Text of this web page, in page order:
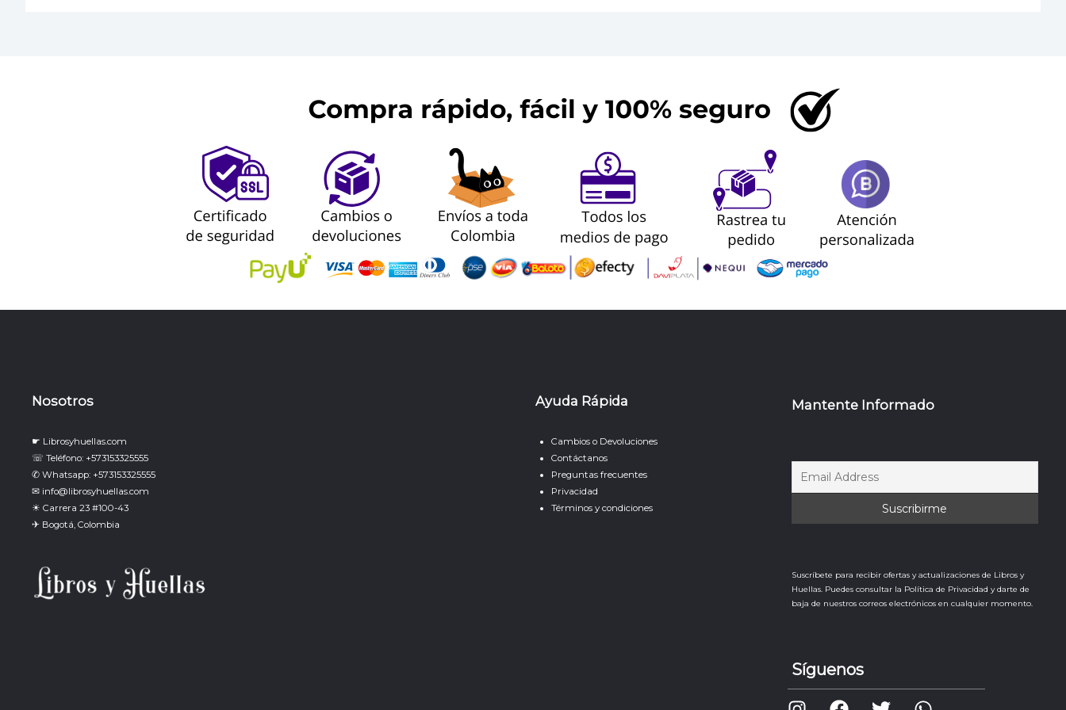
Nosotros
☛ Librosyhuellas.com
☏ Teléfono: +573153325555
✆ Whatsapp: +573153325555
✉ info@librosyhuellas.com
☀ Carrera 23 #100-43
✈ Bogotá, Colombia
Ayuda Rápida
Cambios o Devoluciones
Contáctanos
Preguntas frecuentes
Privacidad
Términos y condiciones
Mantente Informado
Suscríbete para recibir ofertas y actualizaciones de Libros y
Huellas. Puedes consultar la Política de Privacidad y darte de
baja de nuestros correos electrónicos en cualquier momento.
Síguenos